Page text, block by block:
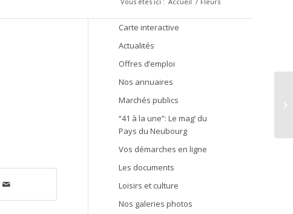
Carte interactive
Actualités
Offres d’emploi
Nos annuaires
Marchés publics
“41 à la une”: Le mag’ du
Pays du Neubourg
Vos démarches en ligne
Les documents
Loisirs et culture
Nos galeries photos